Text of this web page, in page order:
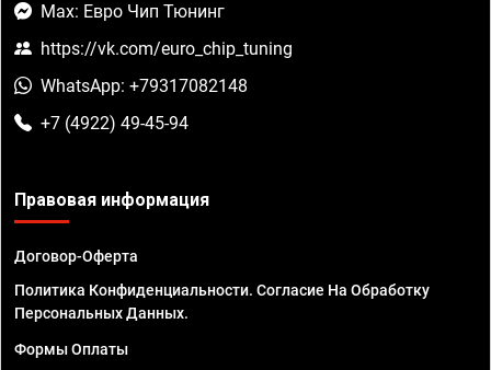
Max: Евро Чип Тюнинг
https://vk.com/euro_chip_tuning
WhatsApp: +79317082148
+7 (4922) 49-45-94
Правовая информация
Договор-Оферта
Политика Конфиденциальности. Согласие На Обработку
Персональных Данных.
Формы Оплаты